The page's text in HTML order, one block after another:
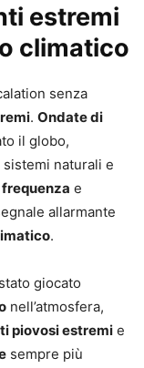
estremi
climatico
senza
. Ondate di
il globo,
naturali e
frequenza e
allarmante
.
giocato
nell’atmosfera,
piovosi estremi e
sempre più